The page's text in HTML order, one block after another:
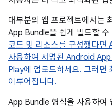
대부분의 앱 프로젝트에서는
App Bundle을 쉽게 빌드할 수
코드 및 리소스를 구성했다면
사용하여 서명된 Android
Play에 업로드하세요. 그러면
이루어집니다.
App Bundle 형식을 사용하여